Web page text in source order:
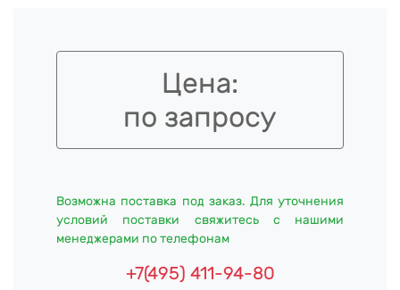
Цена:
по запросу
Возможна поставка под заказ. Для уточнения
условий поставки свяжитесь с нашими
менеджерами по телефонам
+7(495) 411-94-80